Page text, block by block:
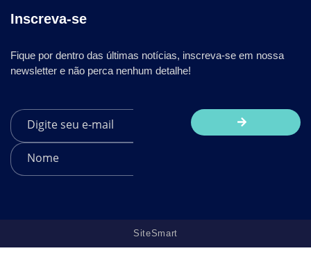
Inscreva-se
Fique por dentro das últimas notícias, inscreva-se em nossa
newsletter e não perca nenhum detalhe!
SiteSmart